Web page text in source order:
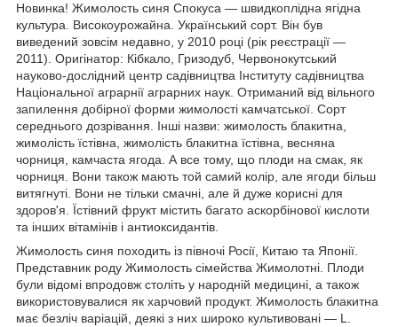
Новинка! Жимолость синя Спокуса — швидкоплідна ягідна
культура. Високоурожайна. Український сорт. Він був
виведений зовсім недавно, у 2010 році (рік реєстрації —
2011). Оригінатор: Кібкало, Гризодуб, Червонокутський
науково-дослідний центр садівництва Інституту садівництва
Національної аграрнії аграрних наук. Отриманий від вільного
запилення добірної форми жимолості камчатської. Сорт
середнього дозрівання. Інші назви: жимолость блакитна,
жимолість їстівна, жимолість блакитна їстівна, весняна
чорниця, камчаста ягода. А все тому, що плоди на смак, як
чорниця. Вони також мають той самий колір, але ягоди більш
витягнуті. Вони не тільки смачні, але й дуже корисні для
здоров'я. Їстівний фрукт містить багато аскорбінової кислоти
та інших вітамінів і антиоксидантів.
Жимолость синя походить із півночі Росії, Китаю та Японії.
Представник роду Жимолость сімейства Жимолотні. Плоди
були відомі впродовж століть у народній медицині, а також
використовувалися як харчовий продукт. Жимолость блакитна
має безліч варіацій, деякі з них широко культивовані — L.